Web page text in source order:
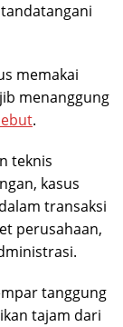
memakai
menanggung
.
teknis
kasus
transaksi
perusahaan,
tanggung
tajam dari